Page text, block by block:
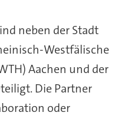
neben der Stadt
Westfälische
Aachen und der
Die Partner
oder